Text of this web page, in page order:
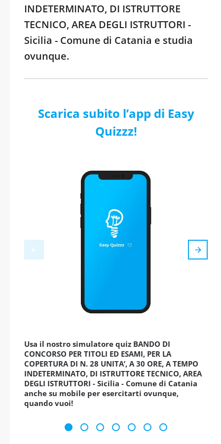
INDETERMINATO, DI ISTRUTTORE
TECNICO, AREA DEGLI ISTRUTTORI -
Sicilia - Comune di Catania e studia
ovunque.
Scarica subito l’app di Easy
Quizzz!
Usa il nostro simulatore quiz BANDO DI
CONCORSO PER TITOLI ED ESAMI, PER LA
COPERTURA DI N. 28 UNITA’, A 30 ORE, A TEMPO
INDETERMINATO, DI ISTRUTTORE TECNICO, AREA
DEGLI ISTRUTTORI - Sicilia - Comune di Catania
anche su mobile per esercitarti ovunque,
quando vuoi!